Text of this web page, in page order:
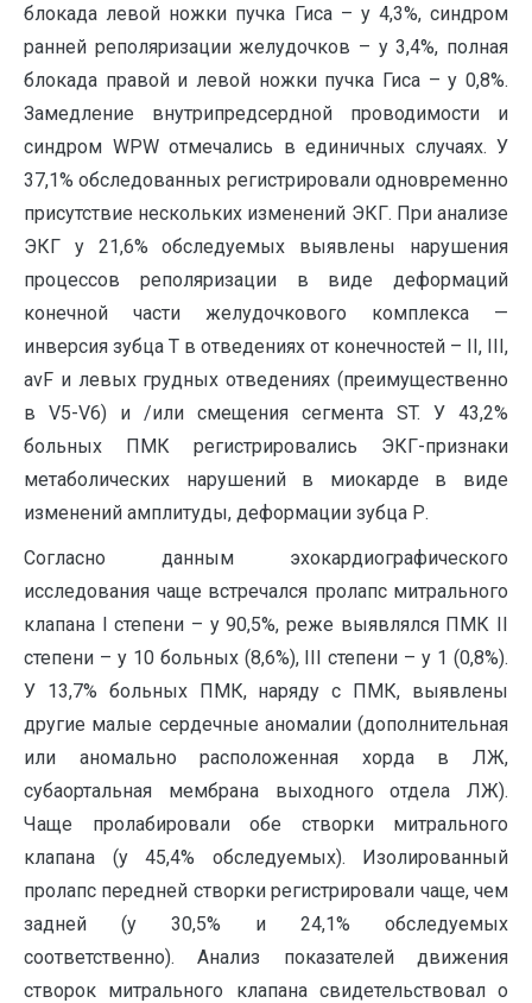
блокада левой ножки пучка Гиса – у 4,3%, синдром
ранней реполяризации желудочков – у 3,4%, полная
блокада правой и левой ножки пучка Гиса – у 0,8%.
Замедление внутрипредсердной проводимости и
синдром WPW отмечались в единичных случаях. У
37,1% обследованных регистрировали одновременно
присутствие нескольких изменений ЭКГ. При анализе
ЭКГ у 21,6% обследуемых выявлены нарушения
процессов реполяризации в виде деформаций
конечной части желудочкового комплекса —
инверсия зубца Т в отведениях от конечностей – II, III,
avF и левых грудных отведениях (преимущественно
в V5-V6) и /или смещения сегмента ST. У 43,2%
больных ПМК регистрировались ЭКГ-признаки
метаболических нарушений в миокарде в виде
изменений амплитуды, деформации зубца Р.
Согласно данным эхокардиографического
исследования чаще встречался пролапс митрального
клапана I степени – у 90,5%, реже выявлялся ПМК II
степени – у 10 больных (8,6%), III степени – у 1 (0,8%).
У 13,7% больных ПМК, наряду с ПМК, выявлены
другие малые сердечные аномалии (дополнительная
или аномально расположенная хорда в ЛЖ,
субаортальная мембрана выходного отдела ЛЖ).
Чаще пролабировали обе створки митрального
клапана (у 45,4% обследуемых). Изолированный
пролапс передней створки регистрировали чаще, чем
задней (у 30,5% и 24,1% обследуемых
соответственно). Анализ показателей движения
створок митрального клапана свидетельствовал о